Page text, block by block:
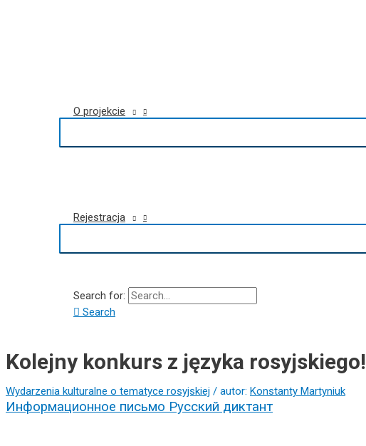
O projekcie
Rejestracja
Search for:
Search
Kolejny konkurs z języka rosyjskiego!
Wydarzenia kulturalne o tematyce rosyjskiej / autor: Konstanty Martyniuk
Информационное письмо Русский диктант